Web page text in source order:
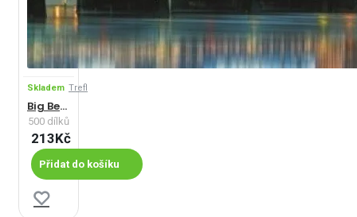
Skladem Trefl
Big Ben, Londýn - Panoramatické puzzle
500 dílků
213Kč
Přidat do košíku